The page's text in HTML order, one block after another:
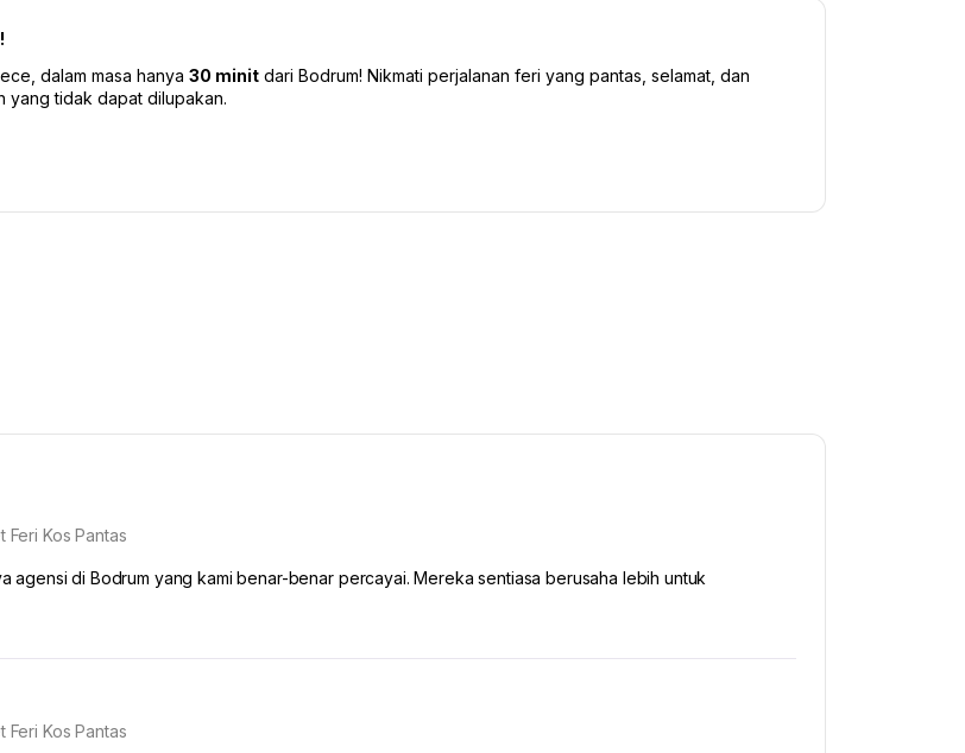
dalam masa hanya 30 minit dari Bodrum! Nikmati perjalanan feri yang pantas, selamat, dan
yang tidak dapat dilupakan.
Kos Pantas
agensi di Bodrum yang kami benar-benar percayai. Mereka sentiasa berusaha lebih untuk
Kos Pantas